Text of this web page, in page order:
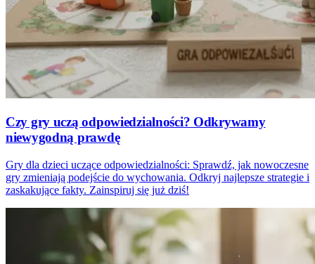
Czy gry uczą odpowiedzialności? Odkrywamy
niewygodną prawdę
Gry dla dzieci uczące odpowiedzialności: Sprawdź, jak nowoczesne
gry zmieniają podejście do wychowania. Odkryj najlepsze strategie i
zaskakujące fakty. Zainspiruj się już dziś!